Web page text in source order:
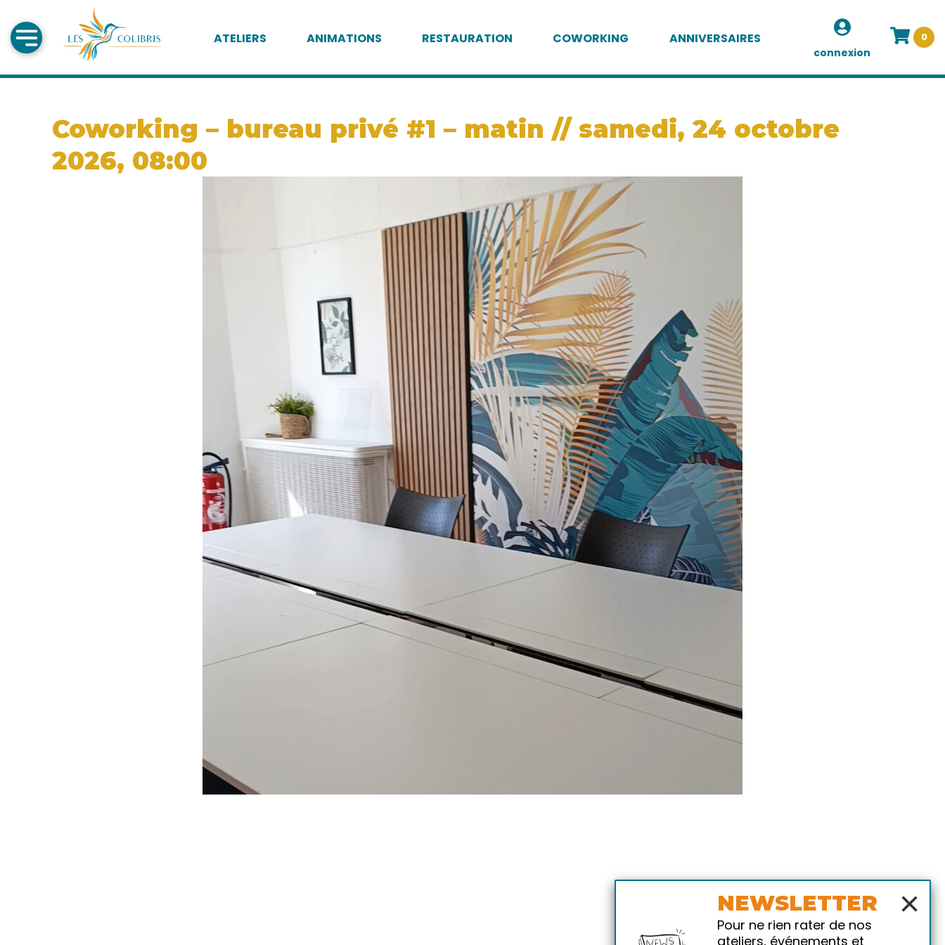
ATELIERS ANIMATIONS RESTAURATION COWORKING ANNIVERSAIRES
connexion
0
Coworking – bureau privé #1 – matin // samedi, 24 octobre
2026, 08:00
×
NEWSLETTER
Pour ne rien rater de nos
ateliers, événements et